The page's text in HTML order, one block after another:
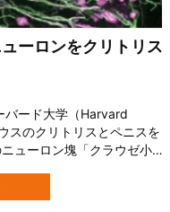
ーロンをクリトリス
バード大学（Harvard
スのクリトリスとペニスを
ューロン塊「クラウゼ小
ゼ小体という神経塊があ
たが、現在に至るまでど